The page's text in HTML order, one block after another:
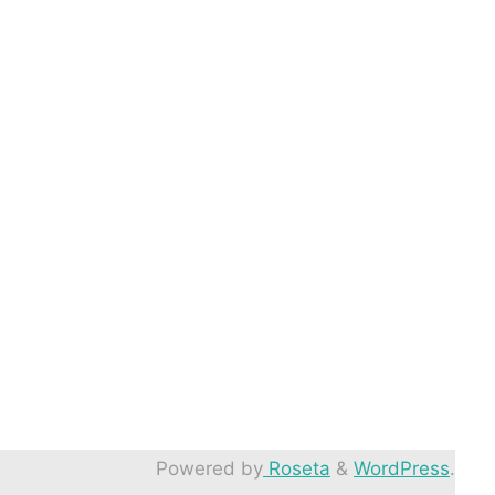
Powered by Roseta & WordPress.